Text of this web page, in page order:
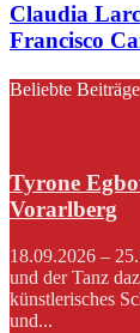
Claudia
Francisco
Beliebte Beiträge
Tyrone
Vorarlberg
18.09.2026 –
und der Tanz
künstlerisches
und...